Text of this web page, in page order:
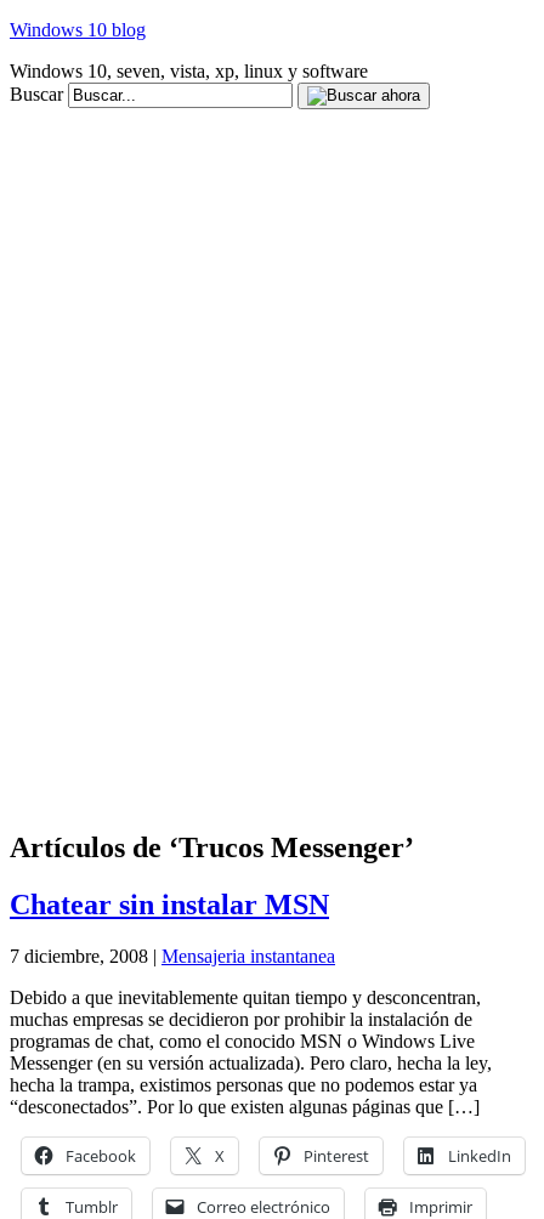
Windows 10 blog
Windows 10, seven, vista, xp, linux y software
Buscar
Artículos de ‘Trucos Messenger’
Chatear sin instalar MSN
7 diciembre, 2008 | Mensajeria instantanea
Debido a que inevitablemente quitan tiempo y desconcentran,
muchas empresas se decidieron por prohibir la instalación de
programas de chat, como el conocido MSN o Windows Live
Messenger (en su versión actualizada). Pero claro, hecha la ley,
hecha la trampa, existimos personas que no podemos estar ya
“desconectados”. Por lo que existen algunas páginas que […]
Facebook X Pinterest LinkedIn
Tumblr Correo electrónico Imprimir